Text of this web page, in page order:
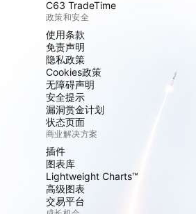
C63 TradeTime
政策和安全
使用条款
免责声明
隐私政策
Cookies政策
无障碍声明
安全提示
漏洞赏金计划
状态页面
商业解决方案
插件
图表库
Lightweight Charts™
高级图表
交易平台